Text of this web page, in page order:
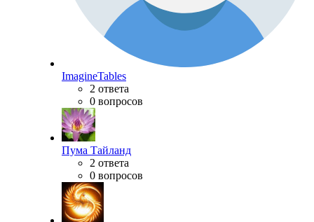
ImagineTables
2 ответа
0 вопросов
Пума Тайланд
2 ответа
0 вопросов